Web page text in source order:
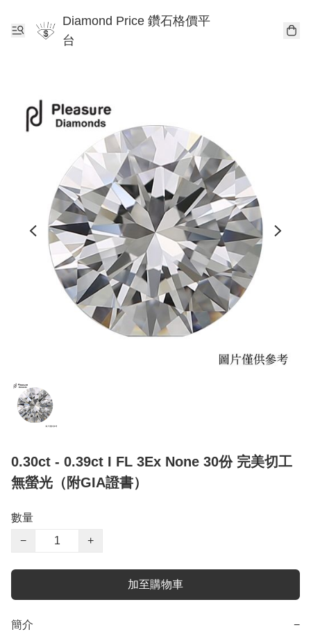
Diamond Price 鑽石格價平
台
0.30ct - 0.39ct I FL 3Ex None 30份 完美切工
無螢光（附GIA證書）
數量
−
+
加至購物車
簡介 −